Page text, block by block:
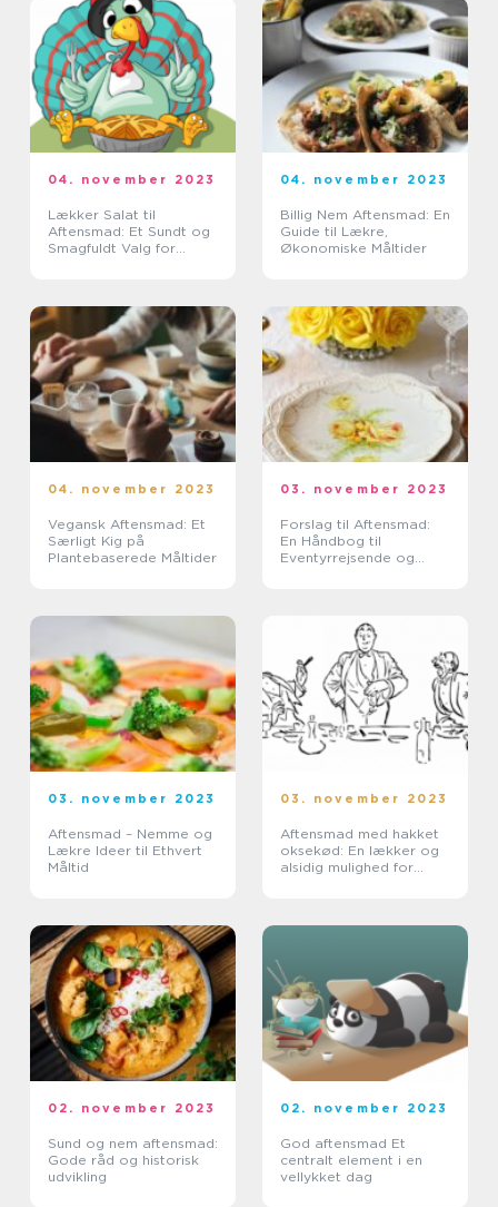
04. november 2023
Lækker Salat til
Aftensmad: Et Sundt og
Smagfuldt Valg for
04. november 2023
Billig Nem Aftensmad: En
Guide til Lækre,
Økonomiske Måltider
04. november 2023
Vegansk Aftensmad: Et
Særligt Kig på
Plantebaserede Måltider
03. november 2023
Forslag til Aftensmad:
En Håndbog til
Eventyrrejsende og
03. november 2023
Aftensmad – Nemme og
Lækre Ideer til Ethvert
Måltid
03. november 2023
Aftensmad med hakket
oksekød: En lækker og
alsidig mulighed for
02. november 2023
Sund og nem aftensmad:
Gode råd og historisk
udvikling
02. november 2023
God aftensmad Et
centralt element i en
vellykket dag